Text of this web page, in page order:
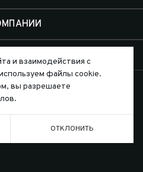
и взаимодействия с
файлы cookie.
вы разрешаете
ОТКЛОНИТЬ